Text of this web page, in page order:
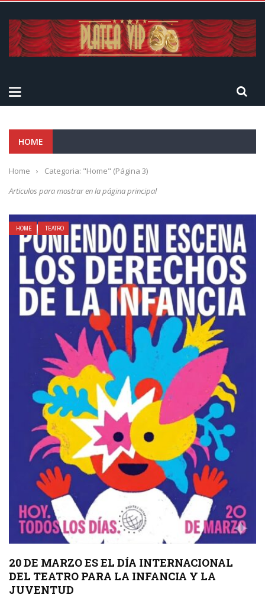
HOME
Home › Categoria: "Home" (Página 3)
Articulos para mostrar en la página principal
HOME TEATRO
20 DE MARZO ES EL DÍA INTERNACIONAL
DEL TEATRO PARA LA INFANCIA Y LA
JUVENTUD